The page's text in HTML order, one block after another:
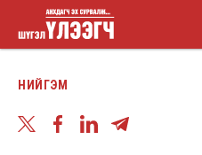
Skip
to
үлээгч
НИЙГЭМ